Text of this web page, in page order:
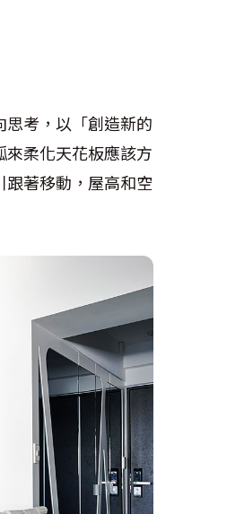
考，以「創造新的
柔化天花板應該方
著移動，屋高和空